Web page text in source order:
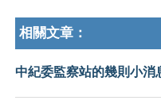
相關文章：
中紀委監察站的幾則小消